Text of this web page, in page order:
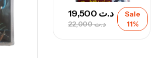
د.ت22,000
د.ت
Sale
11%